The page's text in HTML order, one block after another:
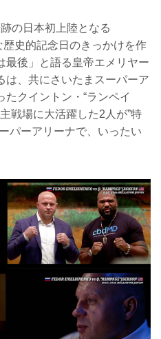
の日本初上陸となる
史的記念日のきっかけを作
最後」と語る皇帝エメリヤー
は、共にさいたまスーパーア
クイントン・“ランペイ
戦場に大活躍した2人が”特
パーアリーナで、いったい